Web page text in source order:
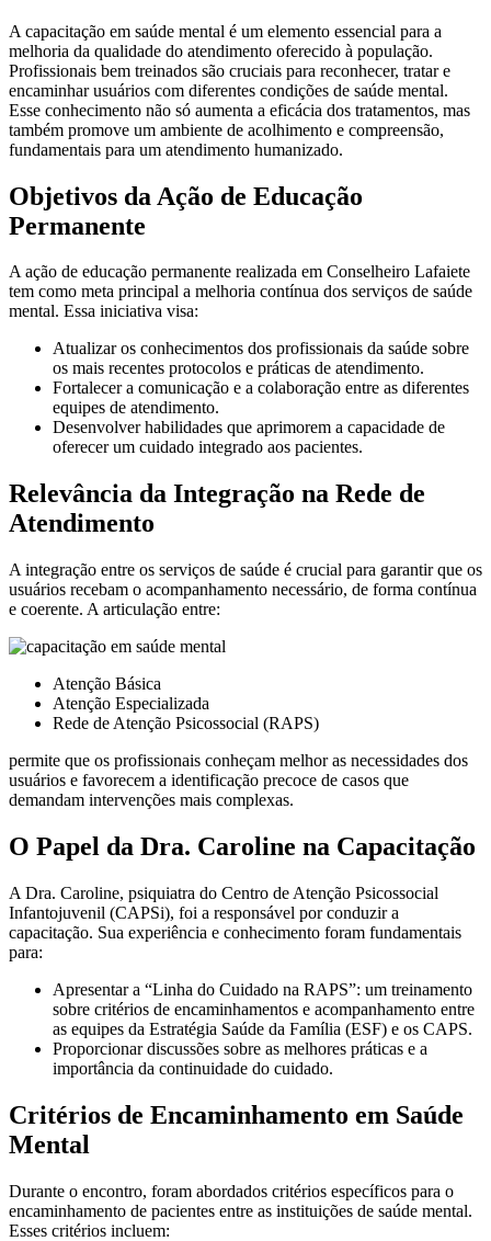
A capacitação em saúde mental é um elemento essencial para a
melhoria da qualidade do atendimento oferecido à população.
Profissionais bem treinados são cruciais para reconhecer, tratar e
encaminhar usuários com diferentes condições de saúde mental.
Esse conhecimento não só aumenta a eficácia dos tratamentos, mas
também promove um ambiente de acolhimento e compreensão,
fundamentais para um atendimento humanizado.
Objetivos da Ação de Educação
Permanente
A ação de educação permanente realizada em Conselheiro Lafaiete
tem como meta principal a melhoria contínua dos serviços de saúde
mental. Essa iniciativa visa:
Atualizar os conhecimentos dos profissionais da saúde sobre
os mais recentes protocolos e práticas de atendimento.
Fortalecer a comunicação e a colaboração entre as diferentes
equipes de atendimento.
Desenvolver habilidades que aprimorem a capacidade de
oferecer um cuidado integrado aos pacientes.
Relevância da Integração na Rede de
Atendimento
A integração entre os serviços de saúde é crucial para garantir que os
usuários recebam o acompanhamento necessário, de forma contínua
e coerente. A articulação entre:
Atenção Básica
Atenção Especializada
Rede de Atenção Psicossocial (RAPS)
permite que os profissionais conheçam melhor as necessidades dos
usuários e favorecem a identificação precoce de casos que
demandam intervenções mais complexas.
O Papel da Dra. Caroline na Capacitação
A Dra. Caroline, psiquiatra do Centro de Atenção Psicossocial
Infantojuvenil (CAPSi), foi a responsável por conduzir a
capacitação. Sua experiência e conhecimento foram fundamentais
para:
Apresentar a “Linha do Cuidado na RAPS”: um treinamento
sobre critérios de encaminhamentos e acompanhamento entre
as equipes da Estratégia Saúde da Família (ESF) e os CAPS.
Proporcionar discussões sobre as melhores práticas e a
importância da continuidade do cuidado.
Critérios de Encaminhamento em Saúde
Mental
Durante o encontro, foram abordados critérios específicos para o
encaminhamento de pacientes entre as instituições de saúde mental.
Esses critérios incluem: